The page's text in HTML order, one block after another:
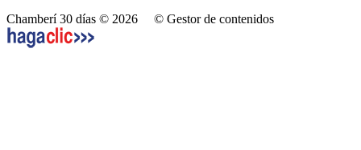
Chamberí 30 días © 2026 © Gestor de contenidos